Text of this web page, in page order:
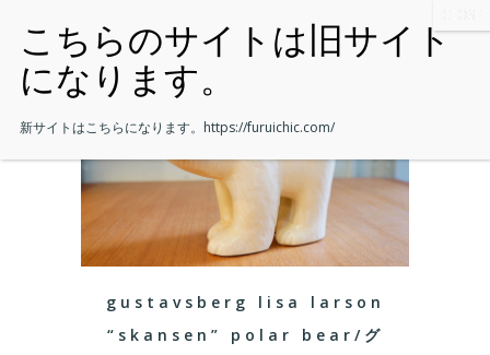
gustavsberg lisa larson
“skansen” polar bear/グ
新サイトはこちらになります。 https://furuichic.com/